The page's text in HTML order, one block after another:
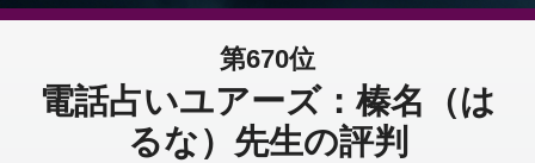
第670位
電話占いユアーズ：榛名（は
るな）先生の評判